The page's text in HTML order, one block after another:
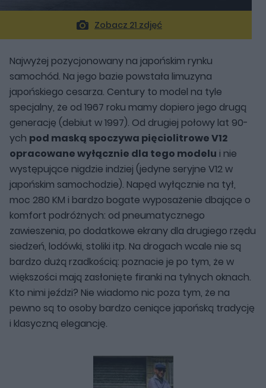
Zobacz 21 zdjęć
Najwyżej pozycjonowany na japońskim rynku
samochód. Na jego bazie powstała limuzyna
japońskiego cesarza. Century to model na tyle
specjalny, że od 1967 roku mamy dopiero jego drugą
generację (debiut w 1997). Od drugiej połowy lat 90-
ych pod maską spoczywa pięciolitrowe V12
opracowane wyłącznie dla tego modelu i nie
występujące nigdzie indziej (jedyne seryjne V12 w
japońskim samochodzie). Napęd wyłącznie na tył,
moc 280 KM i bardzo bogate wyposażenie dbające o
komfort podróżnych: od pneumatycznego
zawieszenia, po dodatkowe ekrany dla drugiego rzędu
siedzeń, lodówki, stoliki itp. Na drogach wcale nie są
bardzo dużą rzadkością: poznacie je po tym, że w
większości mają zasłonięte firanki na tylnych oknach.
Kto nimi jeździ? Nie wiadomo nic poza tym, że na
pewno są to osoby bardzo ceniące japońską tradycję
i klasyczną elegancję.